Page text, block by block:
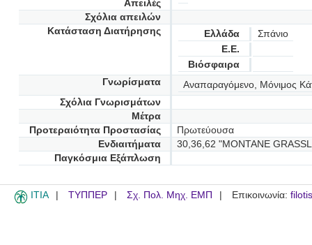
Απειλές
Σχόλια απειλών
Κατάσταση Διατήρησης
Ελλάδα
Σπάνιο
Ε.Ε.
Βιόσφαιρα
Γνωρίσματα
Αναπαραγόμενο, Μόνιμος
Σχόλια Γνωρισμάτων
Μέτρα
Προτεραιότητα Προστασίας
Πρωτεύουσα
Ενδιαιτήματα
30,36,62 "MONTANE
Παγκόσμια Εξάπλωση
ITIA ΤΥΠΠΕΡ Σχ. Πολ. Μηχ. ΕΜΠ Επικοινωνία: